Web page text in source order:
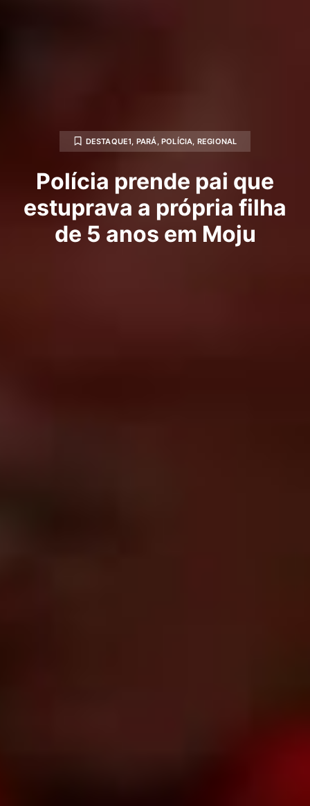
DESTAQUE1 PARÁ POLÍCIA REGIONAL
Polícia prende pai que
estuprava a própria filha
de 5 anos em Moju